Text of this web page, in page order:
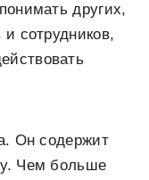
других,
сотрудников,
Он содержит
Чем больше